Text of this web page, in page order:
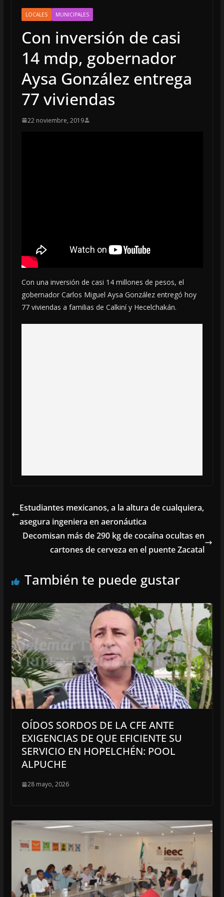
LOCALES MUNICIPALES
Con inversión de casi
14 mdp, gobernador
Aysa González entrega
77 viviendas
22 noviembre, 2019
Con una inversión de casi 14 millones de pesos, el
gobernador Carlos Miguel Aysa González entregó hoy
77 viviendas a familias de Calkiní y Hecelchakán.
Estudiantes mexicanos, a la altura de cualquiera,
asegura ingeniera en aeronáutica
Decomisan más de 290 kg de cocaína ocultas en
cartones de cerveza en el puente Zacatal
También te puede gustar
OÍDOS SORDOS DE LA CFE ANTE
EXIGENCIAS DE QUE EFICIENTE SU
SERVICIO EN HOPELCHÉN: POOL
ALPUCHE
28 mayo, 2026